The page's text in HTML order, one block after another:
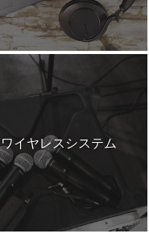
ワイヤレスシステム